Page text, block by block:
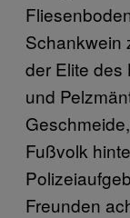
Schankwein
der Elite des
und
Fußvolk
Freunden